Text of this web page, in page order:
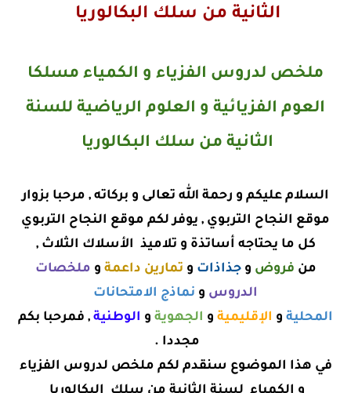
الثانية من سلك البكالوريا
ملخص لدروس الفزياء و الكمياء مسلكا
العوم الفزيائية و العلوم الرياضية للسنة
الثانية من سلك البكالوريا
السلام عليكم و رحمة الله تعالى و بركاته , مرحبا بزوار
موقع النجاح التربوي , يوفر لكم موقع النجاح التربوي
كل ما يحتاجه أساتذة و تلاميذ الأسلاك الثلاث ,
من فروض وجذاذات و تمارين داعمة و ملخصات
الدروس و نماذج الامتحانات
المحلية و الإقليمية و الجهوية و الوطنية , فمرحبا بكم
مجددا .
في هذا الموضوع سنقدم لكم ملخص لدروس الفزياء